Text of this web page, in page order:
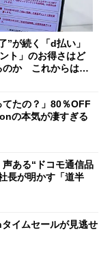
”が続く「d払い」
ント」のお得さはど
のか これからは
てたの？」80％OFF
の本気が凄すぎる
ある“ドコモ通信品
長が明かす「道半
イムセールが見逃せ